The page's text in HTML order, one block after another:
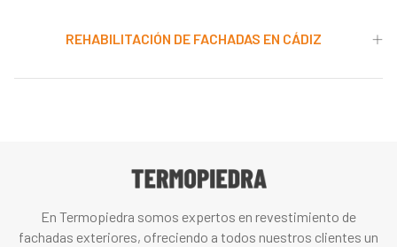
REHABILITACIÓN DE FACHADAS EN CÁDIZ
En Termopiedra somos expertos en revestimiento de
fachadas exteriores, ofreciendo a todos nuestros clientes un